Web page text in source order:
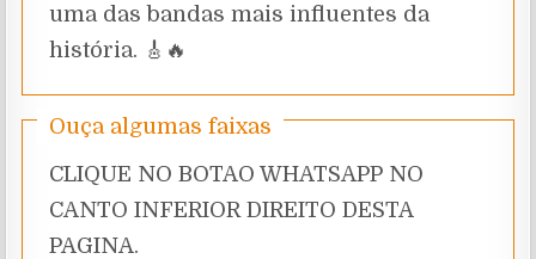
uma das bandas mais influentes da
história. 🎸🔥
Ouça algumas faixas
CLIQUE NO BOTAO WHATSAPP NO
CANTO INFERIOR DIREITO DESTA
PAGINA.